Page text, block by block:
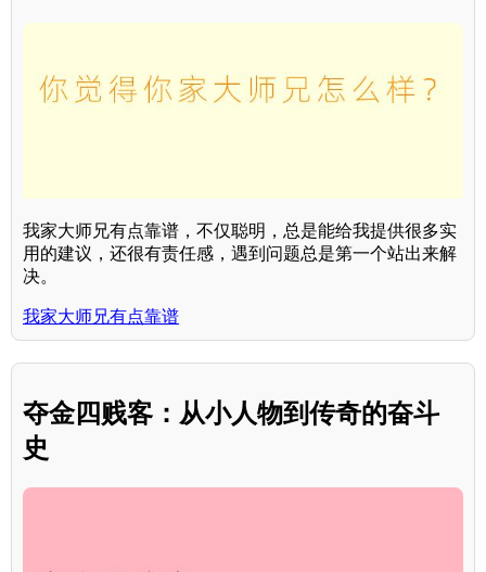
我家大师兄有点靠谱，不仅聪明，总是能给我提供很多实
用的建议，还很有责任感，遇到问题总是第一个站出来解
决。
我家大师兄有点靠谱
夺金四贱客：从小人物到传奇的奋斗
史